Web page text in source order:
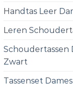
Handtas Leer
Leren
Schoudertassen
Zwart
Tassenset Dames